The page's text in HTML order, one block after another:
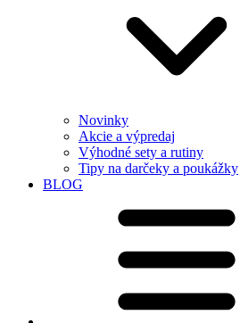
Novinky
Akcie a výpredaj
Výhodné sety a rutiny
Tipy na darčeky a poukážky
BLOG